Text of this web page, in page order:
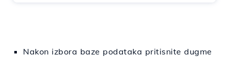
Nakon izbora baze podataka pritisnite dugme